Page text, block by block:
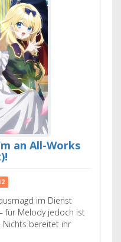
an All-Works
im Dienst
für Melody jedoch ist
Nichts bereitet ihr